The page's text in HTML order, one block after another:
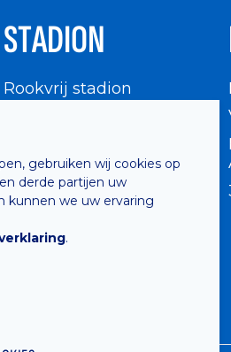
gebruiken wij cookies op
derde partijen uw
kunnen we uw ervaring
.
STADION
Rookvrij stadion